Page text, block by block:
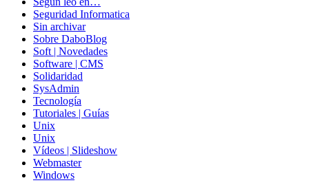
Seguridad Informatica
Sin archivar
Sobre DaboBlog
Soft | Novedades
Software | CMS
Solidaridad
SysAdmin
Tecnología
Tutoriales | Guías
Unix
Unix
Vídeos | Slideshow
Webmaster
Windows